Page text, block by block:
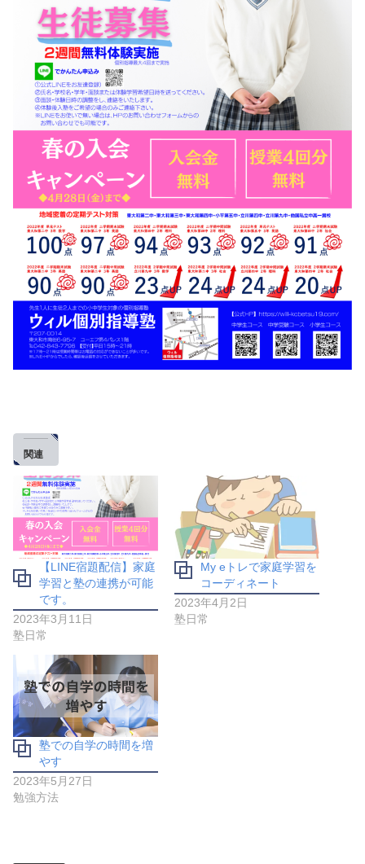
関連
【LINE宿題配信】家庭
学習と塾の連携が可能
です。
2023年3月11日
塾日常
My eトレで家庭学習を
コーディネート
2023年4月2日
塾日常
塾での自学の時間を増
やす
2023年5月27日
勉強方法